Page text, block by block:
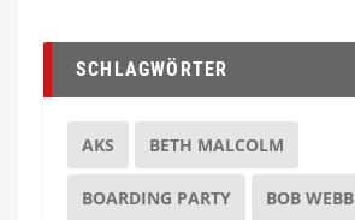
SCHLAGWÖRTER
AKS BETH MALCOLM
BOARDING PARTY BOB WEBB